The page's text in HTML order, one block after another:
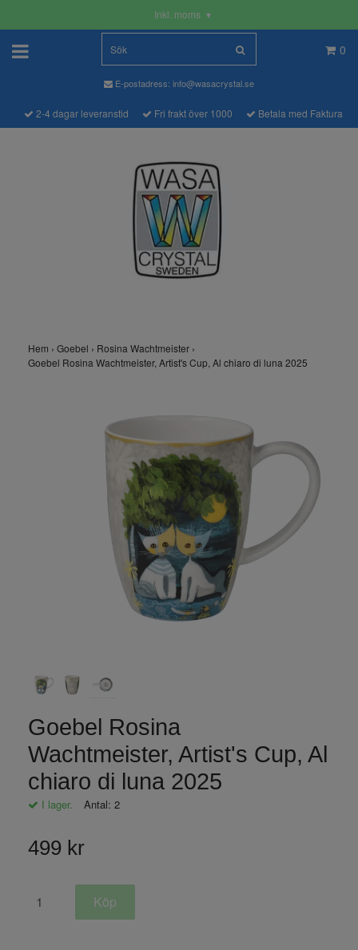
Inkl. moms ▾
0
E-postadress: info@wasacrystal.se
2-4 dagar leveranstid Fri frakt över 1000 Betala med Faktura
Hem › Goebel › Rosina Wachtmeister ›
Goebel Rosina Wachtmeister, Artist's Cup, Al chiaro di luna 2025
Goebel Rosina
Wachtmeister, Artist's Cup, Al
chiaro di luna 2025
I lager. Antal: 2
499 kr